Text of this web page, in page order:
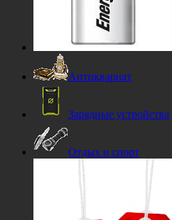
Антиквариат
Зарядные устройства
Отдых и спорт